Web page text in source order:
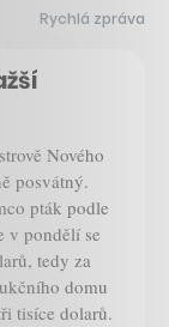
Rychlá zpráva
Nového
posvátný.
pták podle
v pondělí se
tedy za
domu
tisíce dolarů.